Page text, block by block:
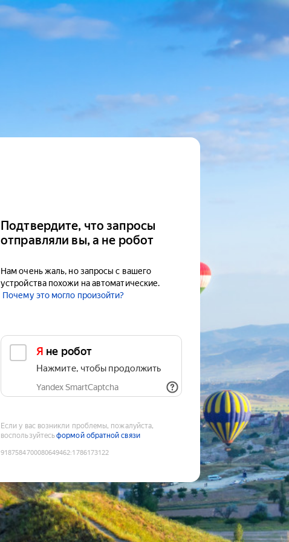
Подтвердите, что запросы
отправляли вы, а не робот
Нам очень жаль, но запросы с вашего
устройства похожи на автоматические.
Почему это могло произойти?
Я не робот
Нажмите, чтобы продолжить
Yandex SmartCaptcha
Если у вас возникли проблемы, пожалуйста,
воспользуйтесьформой обратной связи
9187584700080649462:1786173122